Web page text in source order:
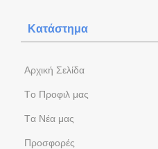
Κατάστημα
Aρχική Σελίδα
Tο Προφιλ μας
Tα Νέα μας
Προσφορές